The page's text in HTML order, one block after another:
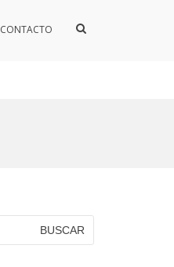
CONTACTO